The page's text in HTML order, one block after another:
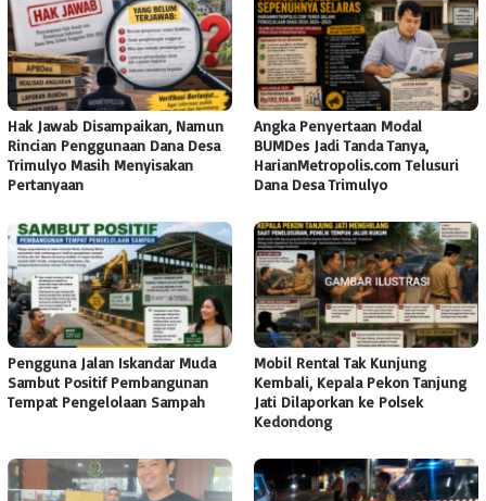
Hak Jawab Disampaikan, Namun
Rincian Penggunaan Dana Desa
Trimulyo Masih Menyisakan
Pertanyaan
Angka Penyertaan Modal
BUMDes Jadi Tanda Tanya,
HarianMetropolis.com Telusuri
Dana Desa Trimulyo
Pengguna Jalan Iskandar Muda
Sambut Positif Pembangunan
Tempat Pengelolaan Sampah
Mobil Rental Tak Kunjung
Kembali, Kepala Pekon Tanjung
Jati Dilaporkan ke Polsek
Kedondong